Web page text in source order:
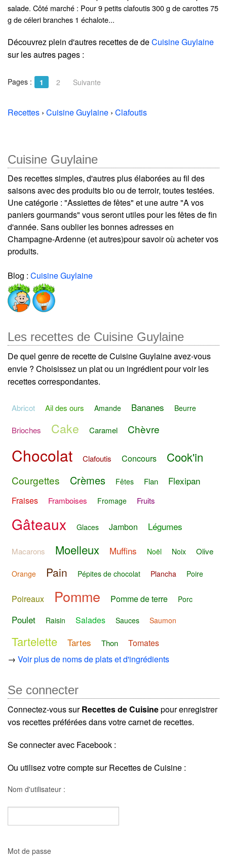
salade. Côté marché : Pour 9 petits clafoutis 300 g de carottes 75
g de céleri branches 1 échalote...
Découvrez plein d'autres recettes dedeCuisine Guylaine
sur les autres pages :
Pages : 1 2 Suivante
Recettes › Cuisine Guylaine › Clafoutis
Cuisine Guylaine
Des recettes simples, d'autres plus élaborées au fil des
saisons avec des produits bio ou de terroir, toutes testées.
Une catégorie : "Assiettes de fêtes" et une autre "A vos
paniers gourmands" vous seront utiles pour les fêtes de fin
d'année. Sans oublier les bonnes adresses en
Champagne-Ardenne (et autres)pour savoir où acheter vos
produits.
Blog : Cuisine Guylaine
Les recettes de Cuisine Guylaine
De quel genre de recette de Cuisine Guylaine avez-vous
envie ? Choisissez un plat ou un ingrédient pour voir les
recettes correspondantes.
Abricot Ail des ours Amande Bananes Beurre
Brioches Cake Caramel Chèvre
Chocolat Clafoutis Concours Cook'in
Courgettes Crèmes Fêtes Flan Flexipan
Fraises Framboises Fromage Fruits
Gâteaux Glaces Jambon Légumes
Macarons Moelleux Muffins Noël Noix Olive
Orange Pain Pépites de chocolat Plancha Poire
Poireaux Pomme Pomme de terre Porc
Poulet Raisin Salades Sauces Saumon
Tartelette Tartes Thon
Tomates
→ Voir plus de noms de plats et d'ingrédients
Se connecter
Connectez-vous surRecettes de Cuisinepour enregistrer
vos recettes préférées dans votre carnet de recettes.
Se connecter avec Facebook :
Ou utilisez votre compte sur Recettes de Cuisine :
Nom d'utilisateur :
Mot de passe